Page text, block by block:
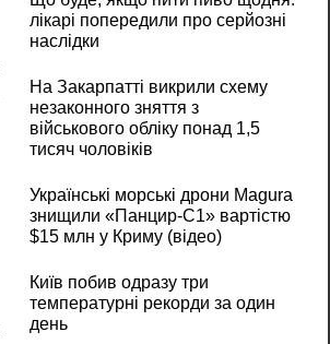
лікарі попередили про серйозні
наслідки
На Закарпатті викрили схему
незаконного зняття з
військового обліку понад 1,5
тисяч чоловіків
Українські морські дрони Magura
знищили «Панцир-С1» вартістю
$15 млн у Криму (відео)
Київ побив одразу три
температурні рекорди за один
день